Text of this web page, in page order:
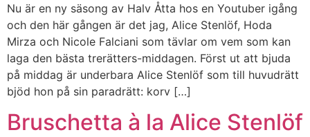
Nu är en ny säsong av Halv Åtta hos en Youtuber igång
och den här gången är det jag, Alice Stenlöf, Hoda
Mirza och Nicole Falciani som tävlar om vem som kan
laga den bästa trerätters-middagen. Först ut att bjuda
på middag är underbara Alice Stenlöf som till huvudrätt
bjöd hon på sin paradrätt: korv […]
Bruschetta à la Alice Stenlöf